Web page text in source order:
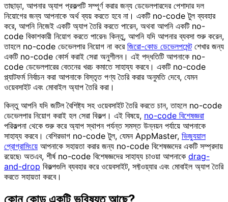
তাছাড়া, আপনার অ্যাপ প্রকল্পটি সম্পূর্ণ করার জন্য ডেভেলপারদের পেশাদার দল
নিয়োগের জন্য আপনাকে অর্থ ব্যয় করতে হবে না। একটি no-code টুল ব্যবহার
করে, আপনি নিজেই একটি অ্যাপ তৈরি করতে পারেন, অথবা আপনি একটি no-
code বিকাশকারী নিয়োগ করতে পারেন৷ কিন্তু, আপনি যদি আপনার ব্যবসা শুরু করেন,
তাহলে no-code ডেভেলপার নিয়োগ না করে জিরো-কোড ডেভেলপমেন্টশেখার জন্য
একটি no-code কোর্স করাই সেরা অনুশীলন। এই পদ্ধতিটি আপনাকে no-
code ডেভেলপারের বেতনের খরচ কমাতে সাহায্য করবে। একটি no-code
প্ল্যাটফর্ম নির্বাচন করা আপনাকে বিস্তৃত পণ্য তৈরি করার অনুমতি দেবে, যেমন
ওয়েবসাইট এবং মোবাইল অ্যাপ তৈরি করা।
কিন্তু আপনি যদি জটিল বৈশিষ্ট্য সহ ওয়েবসাইট তৈরি করতে চান, তাহলে no-code
ডেভেলপার নিয়োগ করাই হল সেরা বিকল্প। এই বিষয়ে, no-code বিশেষজ্ঞরা
পরিকল্পনা থেকে শুরু করে অ্যাপ স্থাপন পর্যন্ত সমস্ত উন্নয়ন পর্যায়ে আপনাকে
সাহায্য করবে। বেশিরভাগ no-code টুল, যেমন AppMaster, ভিজ্যুয়াল
প্রোগ্রামিংয়ে আপনাকে সহায়তা করার জন্য no-code বিশেষজ্ঞদের একটি সম্প্রদায়
রয়েছে৷ অতএব, শীর্ষ no-code বিশেষজ্ঞদের সাহায্য চাওয়া আপনাকে drag-
and-drop বিকল্পগুলি ব্যবহার করে ওয়েবসাইট, সফ্টওয়্যার এবং মোবাইল অ্যাপ তৈরি
করতে সহায়তা করবে।